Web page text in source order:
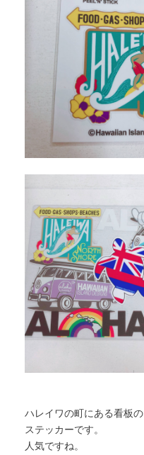
ハレイワの町にある看板の
ステッカーです。
人気ですね。